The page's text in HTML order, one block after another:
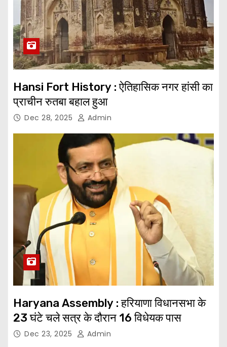
Hansi Fort History : ऐतिहासिक नगर हांसी का
प्राचीन रुतबा बहाल हुआ
Dec 28, 2025 Admin
Haryana Assembly : हरियाणा विधानसभा के
23 घंटे चले सत्र के दौरान 16 विधेयक पास
Dec 23, 2025 Admin